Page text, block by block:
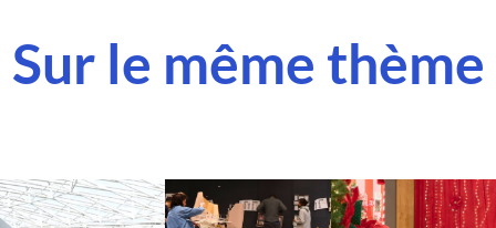
Sur le même thème